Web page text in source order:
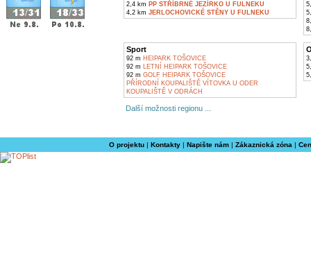
2,4 km PP STŘÍBRNÉ JEZÍRKO U FULNEKU
4,2 km JERLOCHOVICKÉ STĚNY U FULNEKU
Sport
92 m HEIPARK TOŠOVICE
92 m LETNÍ HEIPARK TOŠOVICE
92 m GOLF HEIPARK TOŠOVICE
PŘÍRODNÍ KOUPALIŠTĚ VÍTOVKA U ODER
KOUPALIŠTĚ V ODRÁCH
Další možnosti regionu ...
O projektu| Kontakty| Napište nám| Zákaznická zóna |